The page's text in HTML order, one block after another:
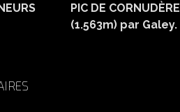
PIC DE CORNUDÈRE
(1.563m) par Galey.